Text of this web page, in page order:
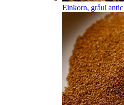
Einkorn, grâul